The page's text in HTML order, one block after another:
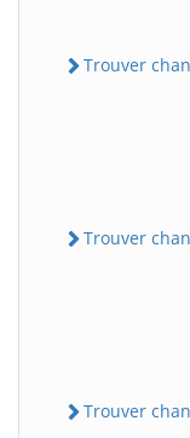
Trouver
Trouver
Trouver